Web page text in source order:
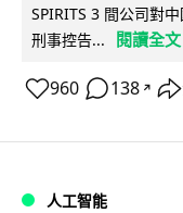
SPIRITS 3 間公司對
刑事控告...
閱讀全文
960 138 ↗
人工智能